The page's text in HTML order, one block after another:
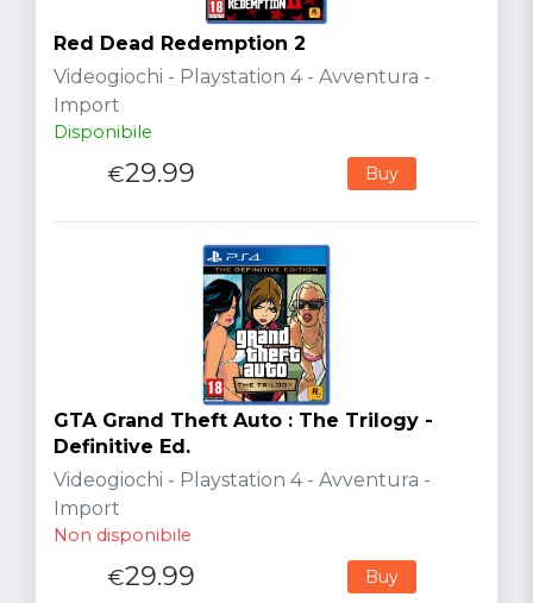
Red Dead Redemption 2
Videogiochi - Playstation 4 - Avventura -
Import
Disponibile
€29.99 Buy
GTA Grand Theft Auto : The Trilogy -
Definitive Ed.
Videogiochi - Playstation 4 - Avventura -
Import
Non disponibile
€29.99 Buy